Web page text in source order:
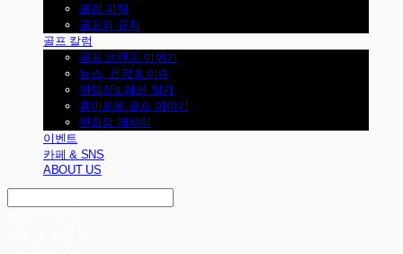
클럽 피팅
골프의 규칙
골프 칼럼
골프 브랜드 이야기
뉴스, 건강 & 이슈
원팀장's 패션 일기
흥미로운 골프 이야기
편집장 에세이
이벤트
카페 & SNS
ABOUT US